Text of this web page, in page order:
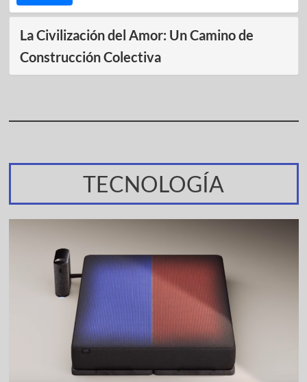
La Civilización del Amor: Un Camino de
Construcción Colectiva
TECNOLOGÍA